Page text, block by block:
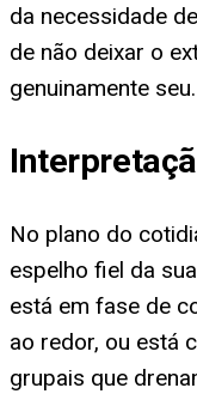
da necessidade
de não deixar o
genuinamente seu.
No plano do
espelho fiel da
está em fase de
ao redor, ou está
grupais que